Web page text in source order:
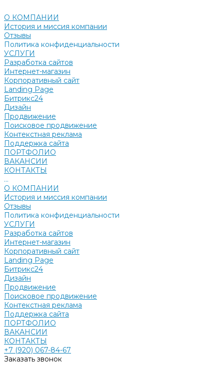
О КОМПАНИИ
История и миссия компании
Отзывы
Политика конфиденциальности
УСЛУГИ
Разработка сайтов
Интернет-магазин
Корпоративный сайт
Landing Page
Битрикс24
Дизайн
Продвижение
Поисковое продвижение
Контекстная реклама
Поддержка сайта
ПОРТФОЛИО
ВАКАНСИИ
КОНТАКТЫ
...
О КОМПАНИИ
История и миссия компании
Отзывы
Политика конфиденциальности
УСЛУГИ
Разработка сайтов
Интернет-магазин
Корпоративный сайт
Landing Page
Битрикс24
Дизайн
Продвижение
Поисковое продвижение
Контекстная реклама
Поддержка сайта
ПОРТФОЛИО
ВАКАНСИИ
КОНТАКТЫ
+7 (920) 067-84-67
Заказать звонок